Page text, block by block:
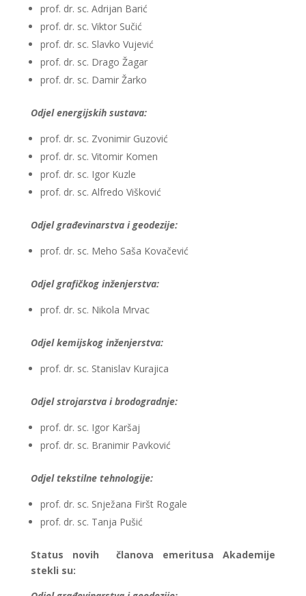
prof. dr. sc. Adrijan Barić
prof. dr. sc. Viktor Sučić
prof. dr. sc. Slavko Vujević
prof. dr. sc. Drago Žagar
prof. dr. sc. Damir Žarko
Odjel energijskih sustava:
prof. dr. sc. Zvonimir Guzović
prof. dr. sc. Vitomir Komen
prof. dr. sc. Igor Kuzle
prof. dr. sc. Alfredo Višković
Odjel građevinarstva i geodezije:
prof. dr. sc. Meho Saša Kovačević
Odjel grafičkog inženjerstva:
prof. dr. sc. Nikola Mrvac
Odjel kemijskog inženjerstva:
prof. dr. sc. Stanislav Kurajica
Odjel strojarstva i brodogradnje:
prof. dr. sc. Igor Karšaj
prof. dr. sc. Branimir Pavković
Odjel tekstilne tehnologije:
prof. dr. sc. Snježana Firšt Rogale
prof. dr. sc. Tanja Pušić
Status novih članova emeritusa Akademije
stekli su: